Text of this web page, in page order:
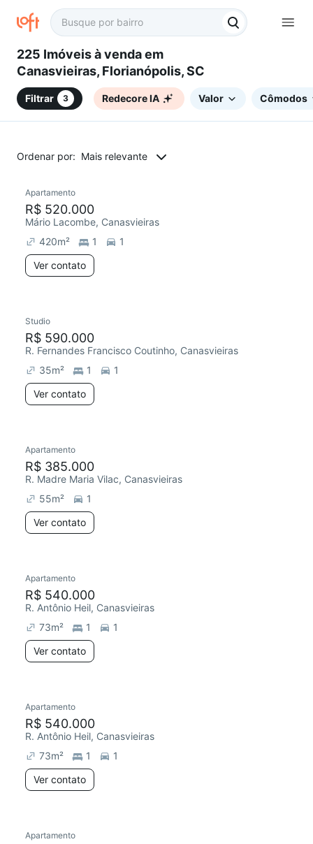
225 Imóveis à venda em
Canasvieiras, Florianópolis, SC
Filtrar 3 Redecore IA Valor Cômodos
Ordenar por: Mais relevante
Apartamento
R$ 520.000
Mário Lacombe, Canasvieiras
420m² 1
1
Ver contato
Studio
R$ 590.000
R. Fernandes Francisco Coutinho, Canasvieiras
35m² 1
1
Ver contato
Chegou este mês
Apartamento
R$ 385.000
R. Madre Maria Vilac, Canasvieiras
55m²
1
Ver contato
Chegou este mês
Apartamento
R$ 540.000
R. Antônio Heil, Canasvieiras
73m² 1
1
Ver contato
Redecorar
Apartamento
R$ 540.000
R. Antônio Heil, Canasvieiras
73m² 1
1
Ver contato
Redecorar
Apartamento